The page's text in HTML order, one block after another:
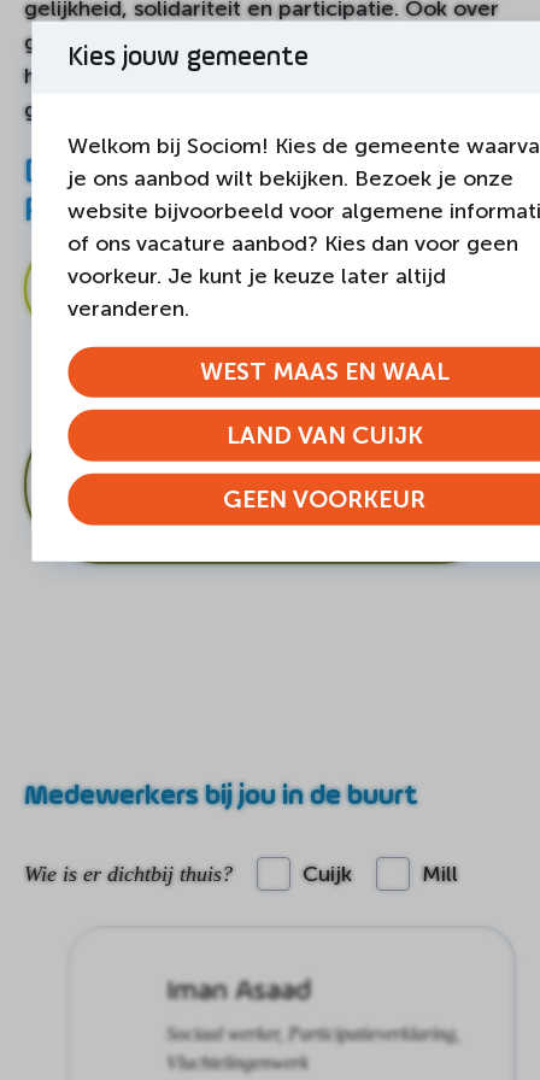
gelijkheid, solidariteit en participatie. Ook over
gevoelige onderwerpen zoals euthanasie,
homohuwelijk of abortus wordt met elkaar van
gedachten gewisseld en gediscussieerd.
Download de folder
Participatieverklaring
Folder
Participatieverklaring
DOWNLOAD
DEEL DEZE PAGINA
Medewerkers bij jou in de buurt
Wie is er dichtbij thuis? Cuijk Mill
Iman Asaad
Sociaal werker, Participatieverklaring,
Vluchtelingenwerk
Kies jouw gemeente
Welkom bij Sociom! Kies de gemeente
je ons aanbod wilt bekijken. Bezoek je onze
website bijvoorbeeld voor algemene
of ons vacature aanbod? Kies dan voor geen
voorkeur. Je kunt je keuze later altijd
veranderen.
WEST MAAS EN WAAL
LAND VAN CUIJK
GEEN VOORKEUR